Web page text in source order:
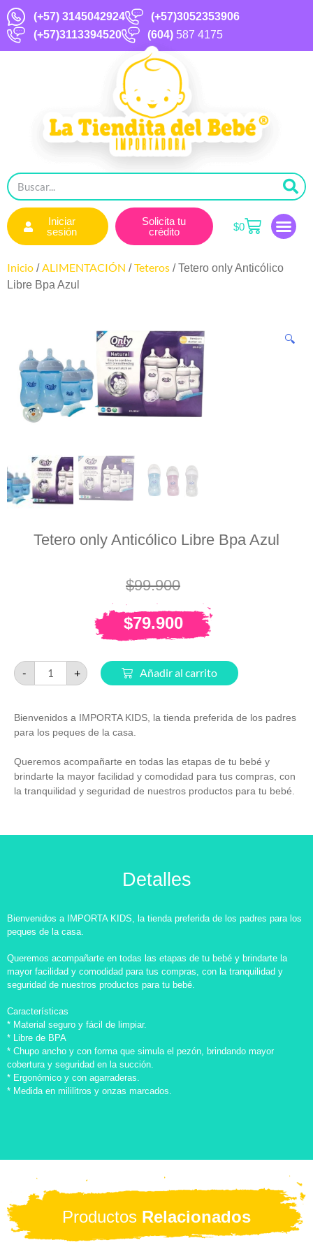
(+57) 3145042924
(+57)3052353906
(+57)3113394520
(604) 587 4175
Iniciar
sesión
Solicita tu
crédito
$0
Inicio /ALIMENTACIÓN /Teteros / Tetero only Anticólico
Libre Bpa Azul
🔍
Tetero only Anticólico Libre Bpa Azul
$99.900
$79.900
- + Añadir al carrito
Bienvenidos a IMPORTA KIDS, la tienda preferida de los padres
para los peques de la casa.
Queremos acompañarte en todas las etapas de tu bebé y
brindarte la mayor facilidad y comodidad para tus compras, con
la tranquilidad y seguridad de nuestros productos para tu bebé.
Detalles
Bienvenidos a IMPORTA KIDS, la tienda preferida de los padres para los
peques de la casa.
Queremos acompañarte en todas las etapas de tu bebé y brindarte la
mayor facilidad y comodidad para tus compras, con la tranquilidad y
seguridad de nuestros productos para tu bebé.
Características
* Material seguro y fácil de limpiar.
* Libre de BPA
* Chupo ancho y con forma que simula el pezón, brindando mayor
cobertura y seguridad en la succión.
* Ergonómico y con agarraderas.
* Medida en mililitros y onzas marcados.
Productos Relacionados